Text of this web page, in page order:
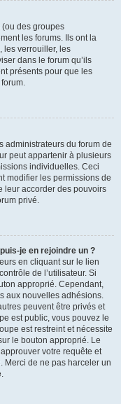
des groupes
les forums. Ils ont la
les verrouiller, les
dans le forum qu’ils
présents pour que les
administrateurs du forum de
peut appartenir à plusieurs
individuelles. Ceci
modifier les permissions de
leur accorder des pouvoirs
privé.
je en rejoindre un ?
en cliquant sur le lien
de l’utilisateur. Si
approprié. Cependant,
aux nouvelles adhésions.
peuvent être privés et
est public, vous pouvez le
est restreint et nécessite
le bouton approprié. Le
votre requête et
Merci de ne pas harceler un